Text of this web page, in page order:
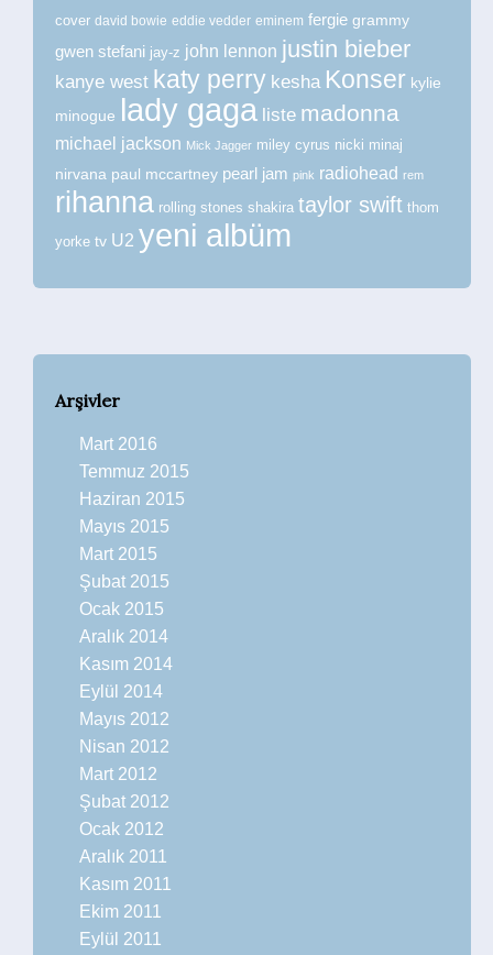
cover david bowie eddie vedder eminem fergie grammy
gwen stefani jay-z john lennon justin bieber
kanye west katy perry kesha Konser kylie
minogue lady gaga liste madonna
michael jackson Mick Jagger miley cyrus nicki minaj
nirvana paul mccartney pearl jam pink radiohead rem
rihanna rolling stones shakira taylor swift thom
yorke tv U2 yeni albüm
Arşivler
Mart 2016
Temmuz 2015
Haziran 2015
Mayıs 2015
Mart 2015
Şubat 2015
Ocak 2015
Aralık 2014
Kasım 2014
Eylül 2014
Mayıs 2012
Nisan 2012
Mart 2012
Şubat 2012
Ocak 2012
Aralık 2011
Kasım 2011
Ekim 2011
Eylül 2011